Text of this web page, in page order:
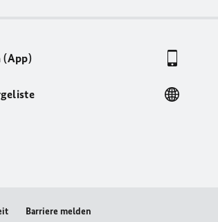
(App)
Barriere melden